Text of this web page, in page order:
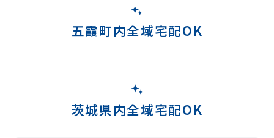
五霞町内全域宅配OK
茨城県内全域宅配OK